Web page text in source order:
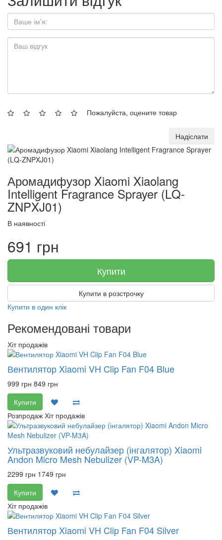
Пожалуйста, оцените товар
Надіслати
Аромадифузор Xiaomi Xiaolang
Intelligent Fragrance Sprayer (LQ-
ZNPXJ01)
В наявності
691 грн
Купити
Купити в розстрочку
Купити в один клік
Рекомендовані товари
Хіт продажів
Вентилятор Xiaomi VH Clip Fan F04 Blue
999 грн 849 грн
Купити
Розпродаж Хіт продажів
Ультразвуковий небулайзер (інгалятор) Xiaomi
Andon Micro Mesh Nebulizer (VP-M3A)
2299 грн 1749 грн
Купити
Хіт продажів
Вентилятор Xiaomi VH Clip Fan F04 Silver